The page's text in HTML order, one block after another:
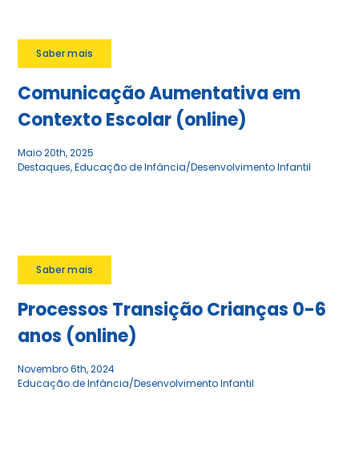
Saber mais
Comunicação Aumentativa em
Contexto Escolar (online)
Maio 20th, 2025
Destaques,Educação de Infância/Desenvolvimento Infantil
Saber mais
Processos Transição Crianças 0-6
anos (online)
Novembro 6th, 2024
Educação de Infância/Desenvolvimento Infantil